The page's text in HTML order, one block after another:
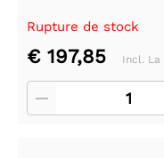
Rupture de stock
€ 197,85 Incl. La